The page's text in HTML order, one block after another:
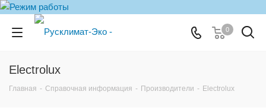
0
Electrolux
Главная - Справочная информация - Производители - Electrolux